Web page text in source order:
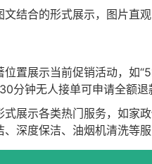
文结合的形式展示，图片直
位置展示当前促销活动，如
分钟无人接单可申请全额退
式展示各类热门服务，如家
深度保洁、油烟机清洗等